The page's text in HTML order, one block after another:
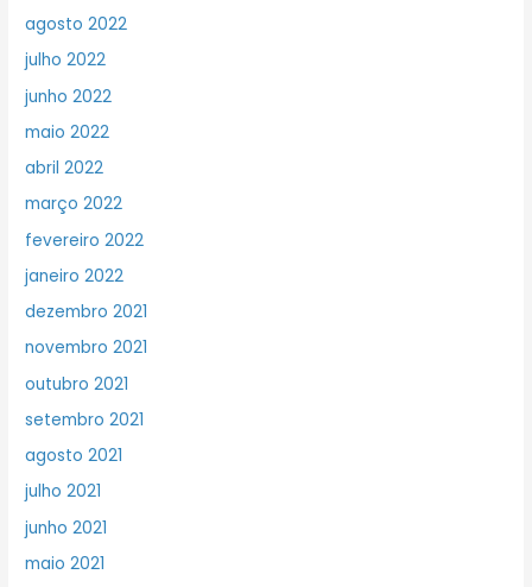
agosto 2022
julho 2022
junho 2022
maio 2022
abril 2022
março 2022
fevereiro 2022
janeiro 2022
dezembro 2021
novembro 2021
outubro 2021
setembro 2021
agosto 2021
julho 2021
junho 2021
maio 2021